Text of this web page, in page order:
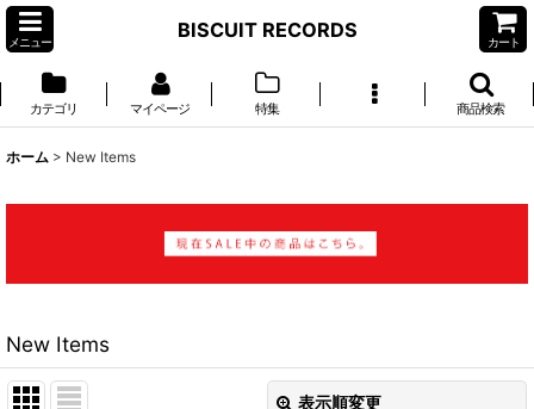
メニュー
BISCUIT RECORDS
カート
カテゴリ マイページ 特集 商品検索
ホーム > New Items
New Items
表示順変更